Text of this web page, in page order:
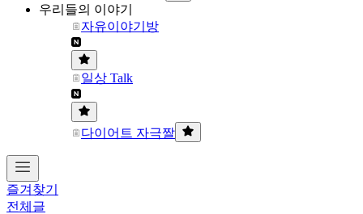
우리들의 이야기
자유이야기방
일상 Talk
다이어트 자극짤
즐겨찾기
전체글